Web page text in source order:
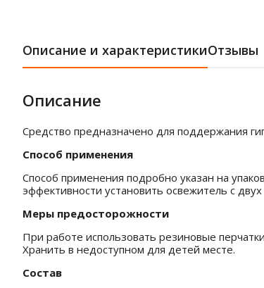
Описание и характеристикиОтзывы
Описание
Средство предназначено для поддержания
Способ применения
Способ применения подробно указан на
эффективности установить освежитель с двух
Меры предосторожности
При работе использовать резиновые
Хранить в недоступном для детей месте.
Состав